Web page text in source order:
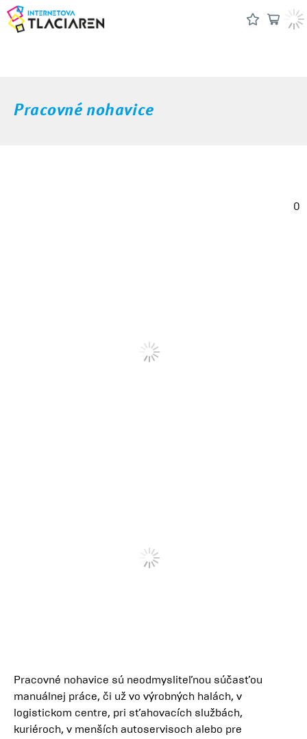
Pracovné nohavice
0
Pracovné nohavice sú neodmysliteľnou súčasťou
manuálnej práce, či už vo výrobných halách, v
logistickom centre, pri sťahovacích službách,
kuriéroch, v menších autoservisoch alebo pre